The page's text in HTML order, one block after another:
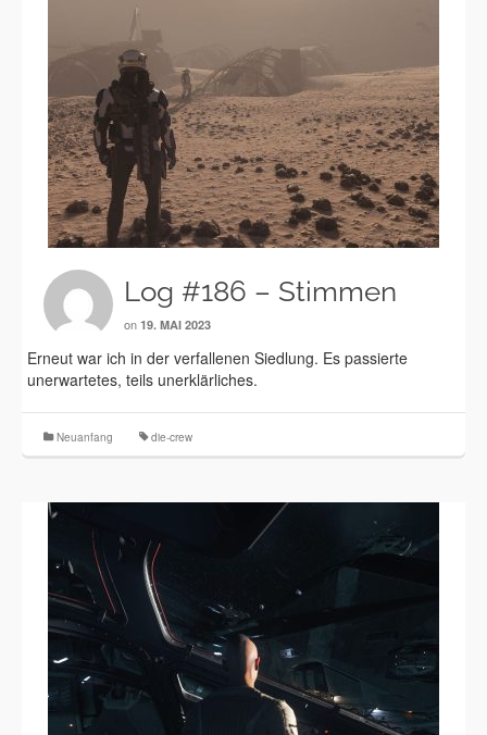
Log #186 – Stimmen
on 19. MAI 2023
Erneut war ich in der verfallenen Siedlung. Es passierte
unerwartetes, teils unerklärliches.
Neuanfang die-crew